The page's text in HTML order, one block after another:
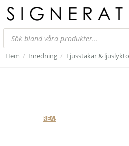
Hem / Inredning / Ljusstakar &
REA!